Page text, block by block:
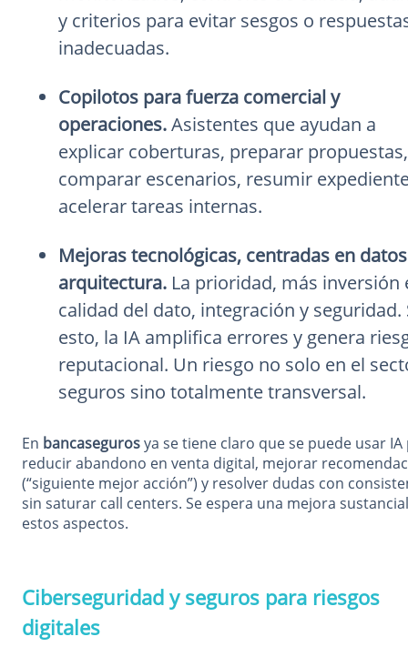
y criterios para evitar sesgos o
inadecuadas.
Copilotos para fuerza comercial y
operaciones.Asistentes que ayudan a
explicar coberturas, preparar propuestas,
comparar escenarios, resumir
acelerar tareas internas.
Mejoras tecnológicas, centradas en
arquitectura. La prioridad, más inversión
calidad del dato, integración y seguridad.
esto, la IA amplifica errores y genera
reputacional. Un riesgo no solo en el
seguros sino totalmente transversal.
En bancasegurosya se tiene claro que se puede usar IA
reducir abandono en venta digital, mejorar
(“siguiente mejor acción”) y resolver dudas con
sin saturar call centers. Se espera una mejora
estos aspectos.
Ciberseguridad y seguros para riesgos
digitales